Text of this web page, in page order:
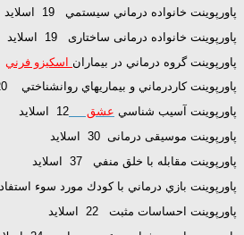
پاورپوینت خانواده درماني سيستمي 19 اسلاید
پاورپوینت خانواده درمانی ساختاری 19 اسلاید
پاورپوینت گروه درماني در بيماران اسكيزو فرني
پاورپوینت كاردرماني و بيماريهاي روانشناختي 20 اسلاید
پاورپوینت آسيب شناسي عشق 12 اسلاید
پاورپوینت موسیقی درمانی 30 اسلاید
پاورپوینت مقابله با خلق منفي 37 اسلاید
پاورپوینت بازي درماني با كودك مورد سوء استفاده
پاورپوینت احساسات مثبت 22 اسلاید